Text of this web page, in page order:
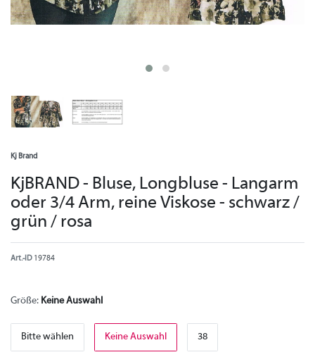
Kj Brand
KjBRAND - Bluse, Longbluse - Langarm
oder 3/4 Arm, reine Viskose - schwarz /
grün / rosa
Art.-ID 19784
Größe: Keine Auswahl
Bitte wählen Keine Auswahl 38